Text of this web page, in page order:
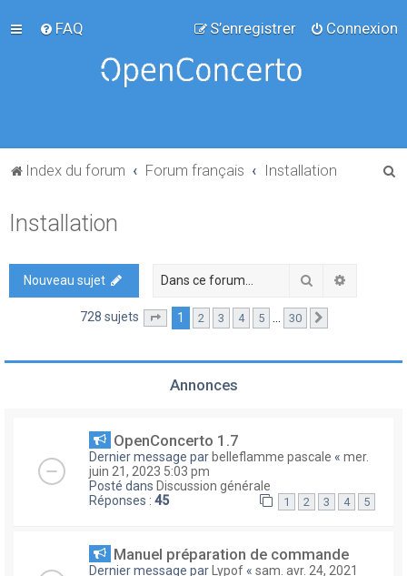
FAQ Connexion
S’enregistrer
Index du forum Forum français Installation
Installation
Nouveau sujet Rechercher
728 sujets Page sur30
1 2 3 4 5 … 30
Annonces
OpenConcerto 1.7
Dernier message par belleflamme pascale « mer.
juin 21, 2023 5:03 pm
Posté dans Discussion générale
Réponses : 45 1 2 3 4 5
Manuel préparation de commande
Dernier message par Lypof « sam. avr. 24, 2021